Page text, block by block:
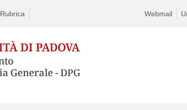
Rubrica Webmail